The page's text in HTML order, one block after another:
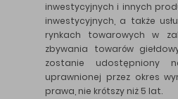
inwestycyjnych i innych
inwestycyjnych, a także
rynkach towarowych w
zbywania towarów
zostanie udostępniony
uprawnionej przez okres
prawa, nie krótszy niż 5 lat.